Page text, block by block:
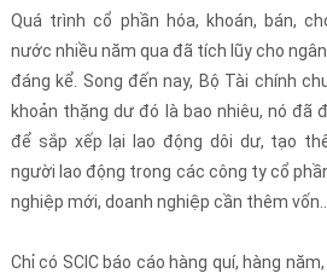
Quá trình cổ phần hóa, khoán, bán,
nước nhiều năm qua đã tích lũy cho
đáng kể. Song đến nay, Bộ Tài chính
khoản thặng dư đó là bao nhiêu, nó đã
để sắp xếp lại lao động dôi dư, tạo
người lao động trong các công ty cổ
nghiệp mới, doanh nghiệp cần thêm vốn…
Chỉ có SCIC báo cáo hàng quí, hàng